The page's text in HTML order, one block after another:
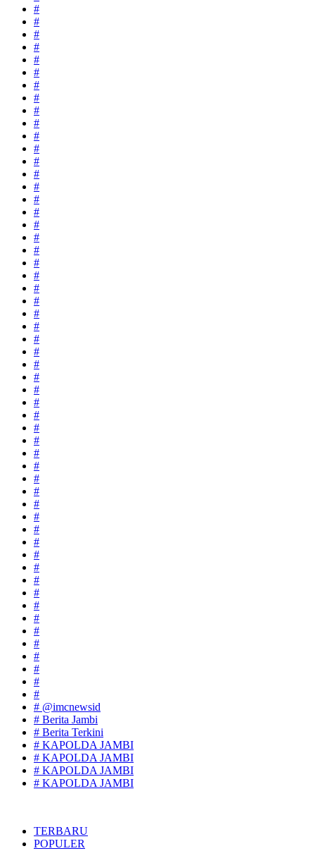
#
#
#
#
#
#
#
#
#
#
#
#
#
#
#
#
#
#
#
#
#
#
#
#
#
#
#
#
#
#
#
#
#
#
#
#
#
#
#
#
#
#
#
#
#
#
#
#
#
#
#
#
#
#
#
# @imcnewsid
# Berita Jambi
# Berita Terkini
# KAPOLDA JAMBI
# KAPOLDA JAMBI
# KAPOLDA JAMBI
# KAPOLDA JAMBI
TERBARU
POPULER